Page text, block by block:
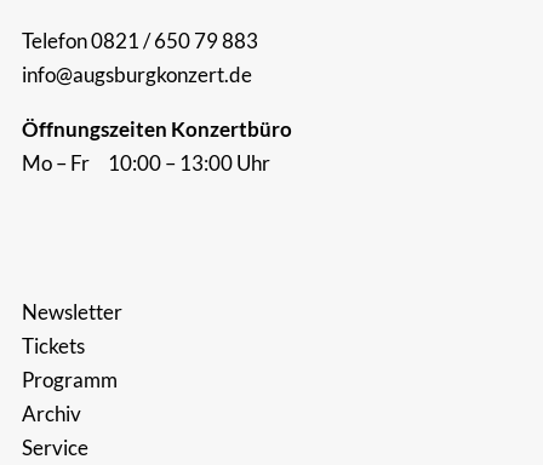
Telefon 0821 / 650 79 883
info@augsburgkonzert.de
Öffnungszeiten Konzertbüro
Mo – Fr 10:00 – 13:00 Uhr
Newsletter
Tickets
Programm
Archiv
Service